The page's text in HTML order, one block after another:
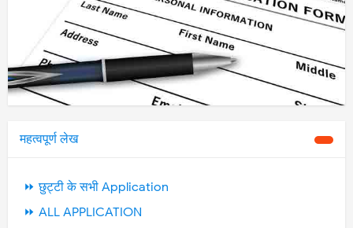
महत्वपूर्ण लेख
⏩ छुट्टी के सभी Application
⏩ ALL APPLICATION